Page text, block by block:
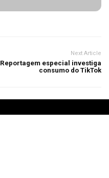
Next Article
Reportagem especial investiga
consumo do TikTok